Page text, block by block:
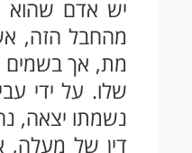
מהחבל הזה,
מת, אך בשמים
שלו. על ידי
נשמתו יצאה,